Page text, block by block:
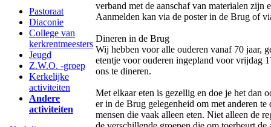
Pastoraat
Diaconie
College van
kerkrentmeesters
Jeugd
Z.W.O. -groep
Kerkelijke
activiteiten
Andere
activiteiten
verband met de aanschaf van materialen
Aanmelden kan via de poster in de Brug of
Dineren in de Brug
Wij hebben voor alle ouderen vanaf 70 jaar,
etentje voor ouderen ingepland voor vrijdag
ons te dineren.
Met elkaar eten is gezellig en doe je het dan
er in de Brug gelegenheid om met anderen
mensen die vaak alleen eten. Niet alleen de